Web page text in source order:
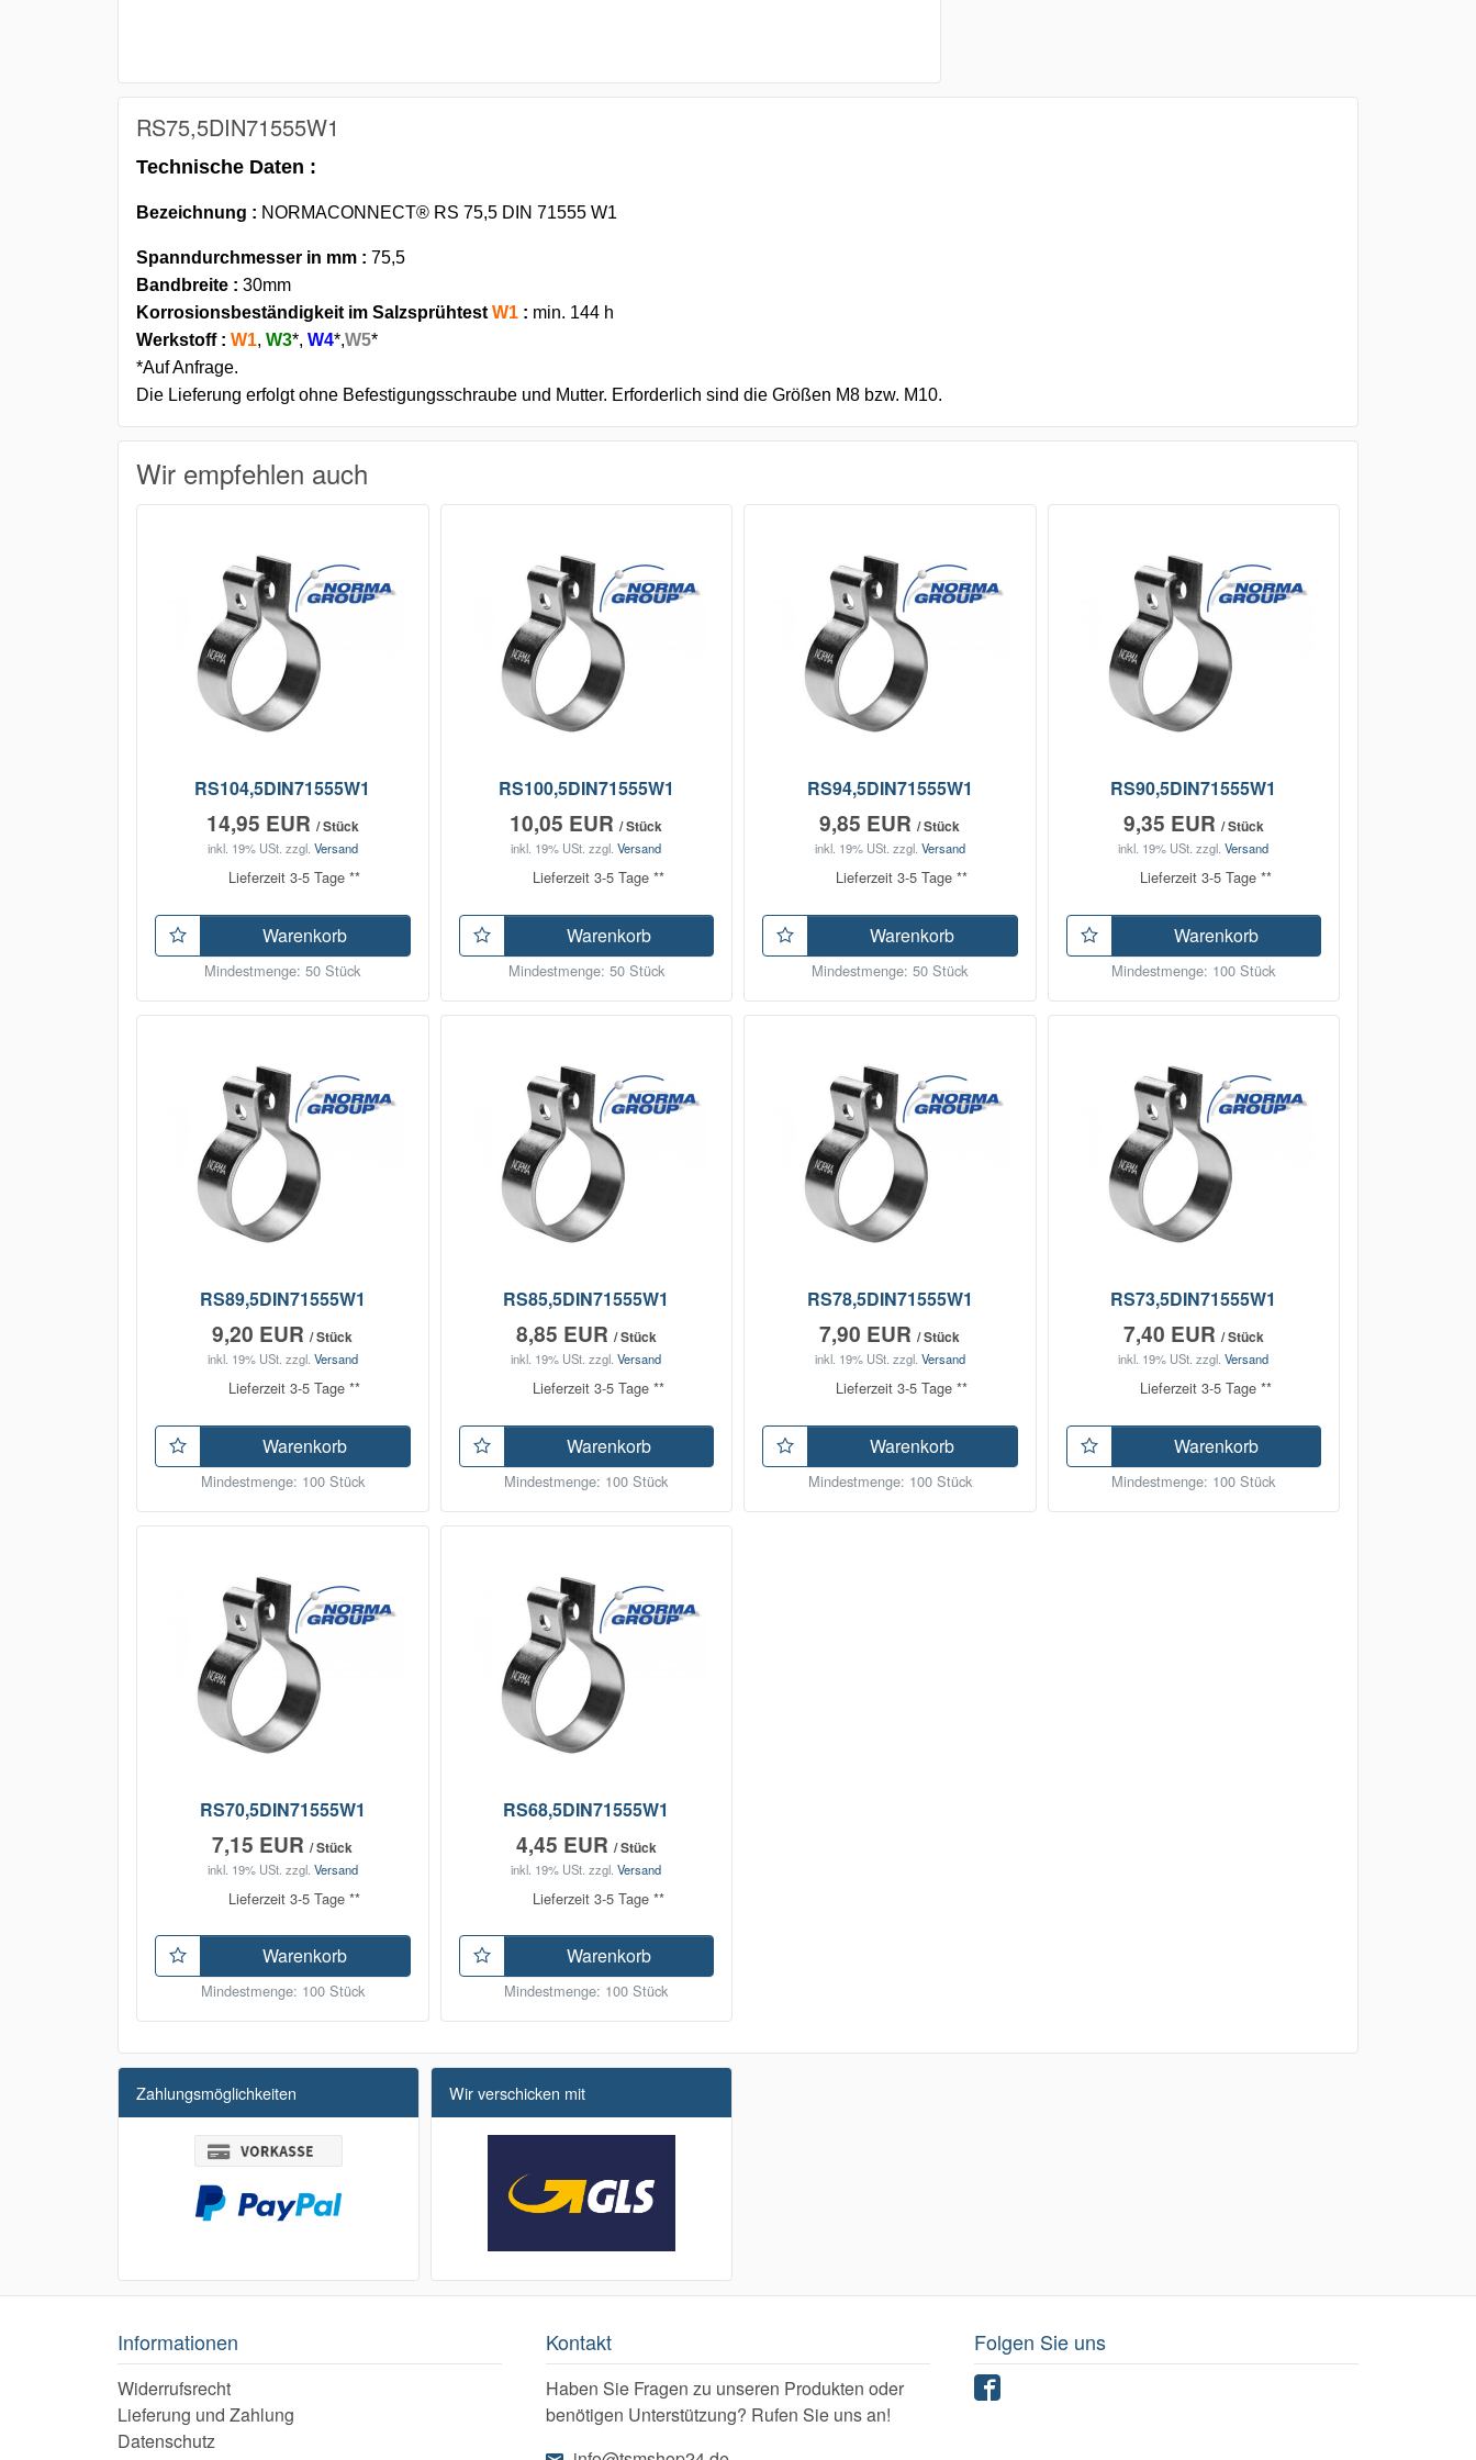
RS75,5DIN71555W1
Technische Daten :
Bezeichnung : NORMACONNECT® RS 75,5 DIN 71555 W1
Spanndurchmesser in mm : 75,5
Bandbreite : 30mm
Korrosionsbeständigkeit im Salzsprühtest W1 : min. 144 h
Werkstoff : W1, W3*, W4*,W5*
*Auf Anfrage.
Die Lieferung erfolgt ohne Befestigungsschraube und Mutter. Erforderlich sind die Größen M8 bzw. M10.
Wir empfehlen auch
RS104,5DIN71555W1
14,95 EUR / Stück
inkl. 19% USt. zzgl. Versand
Lieferzeit 3-5 Tage **
Warenkorb
Mindestmenge: 50 Stück
RS100,5DIN71555W1
10,05 EUR/ Stück
inkl. 19% USt. zzgl.Versand
Lieferzeit 3-5 Tage **
Warenkorb
Mindestmenge: 50 Stück
RS94,5DIN71555W1
9,85 EUR/ Stück
inkl. 19% USt. zzgl. Versand
Lieferzeit 3-5 Tage **
Warenkorb
Mindestmenge: 50 Stück
RS90,5DIN71555W1
9,35 EUR / Stück
inkl. 19% USt. zzgl.Versand
Lieferzeit 3-5 Tage **
Warenkorb
Mindestmenge: 100 Stück
RS89,5DIN71555W1
9,20 EUR/ Stück
inkl. 19% USt. zzgl. Versand
Lieferzeit 3-5 Tage **
Warenkorb
Mindestmenge: 100 Stück
RS85,5DIN71555W1
8,85 EUR / Stück
inkl. 19% USt. zzgl.Versand
Lieferzeit 3-5 Tage **
Warenkorb
Mindestmenge: 100 Stück
RS78,5DIN71555W1
7,90 EUR/ Stück
inkl. 19% USt. zzgl. Versand
Lieferzeit 3-5 Tage **
Warenkorb
Mindestmenge: 100 Stück
RS73,5DIN71555W1
7,40 EUR / Stück
inkl. 19% USt. zzgl.Versand
Lieferzeit 3-5 Tage **
Warenkorb
Mindestmenge: 100 Stück
RS70,5DIN71555W1
7,15 EUR/ Stück
inkl. 19% USt. zzgl. Versand
Lieferzeit 3-5 Tage **
Warenkorb
Mindestmenge: 100 Stück
RS68,5DIN71555W1
4,45 EUR / Stück
inkl. 19% USt. zzgl.Versand
Lieferzeit 3-5 Tage **
Warenkorb
Mindestmenge: 100 Stück
Zahlungsmöglichkeiten Wir verschicken mit
Informationen
Widerrufsrecht
Lieferung und Zahlung
Datenschutz
Kontakt
Haben Sie Fragen zu unseren Produkten oder
benötigen Unterstützung? Rufen Sie uns an!
Folgen Sie uns